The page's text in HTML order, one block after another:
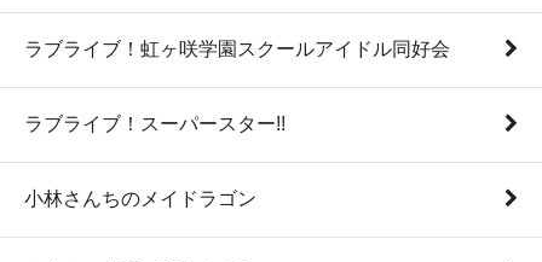
ラブライブ！虹ヶ咲学園スクールアイドル同好会
ラブライブ！スーパースター!!
小林さんちのメイドラゴン